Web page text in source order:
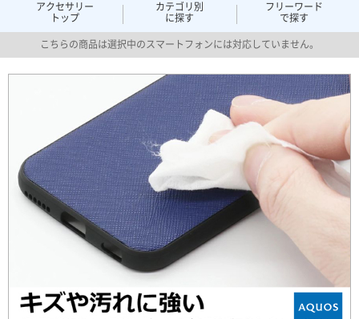
アクセサリー
トップ
カテゴリ別
に探す
フリーワード
で探す
こちらの商品は選択中のスマートフォンには対応していません。